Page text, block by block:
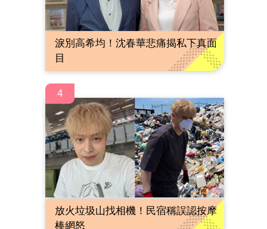
淚別高希均！沈春華悲痛揭私下真面
目
4
放火垃圾山找相機！民宿稱誤認按摩
棒網怒